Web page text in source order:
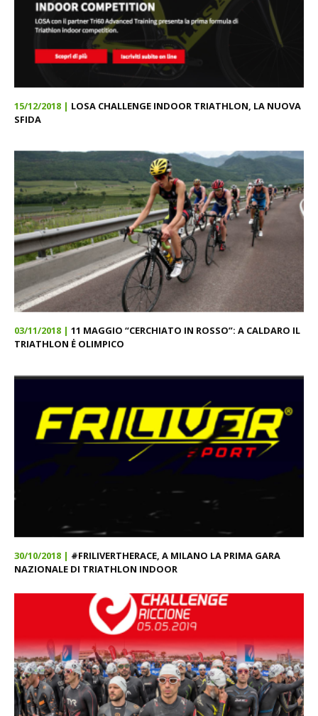
15/12/2018 | LOSA CHALLENGE INDOOR TRIATHLON, LA NUOVA
SFIDA
03/11/2018 | 11 MAGGIO “CERCHIATO IN ROSSO”: A CALDARO IL
TRIATHLON Ė OLIMPICO
30/10/2018 | #FRILIVERTHERACE, A MILANO LA PRIMA GARA
NAZIONALE DI TRIATHLON INDOOR